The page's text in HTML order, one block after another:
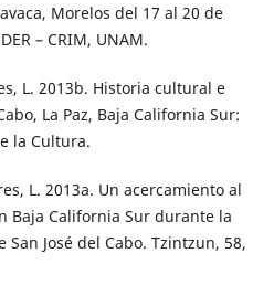
Morelos del 17 al 20 de
– CRIM, UNAM.
L. 2013b. Historia cultural e
La Paz, Baja California Sur:
la Cultura.
L. 2013a. Un acercamiento al
Baja California Sur durante la
José del Cabo. Tzintzun, 58,